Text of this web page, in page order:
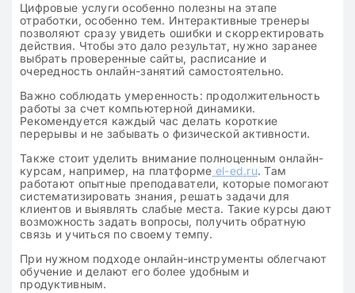
Цифровые услуги особенно полезны на этапе
отработки, особенно тем. Интерактивные тренеры
позволяют сразу увидеть ошибки и скорректировать
действия. Чтобы это дало результат, нужно заранее
выбрать проверенные сайты, расписание и
очередность онлайн-занятий самостоятельно.
Важно соблюдать умеренность: продолжительность
работы за счет компьютерной динамики.
Рекомендуется каждый час делать короткие
перерывы и не забывать о физической активности.
Также стоит уделить внимание полноценным онлайн-
курсам, например, на платформе el-ed.ru. Там
работают опытные преподаватели, которые помогают
систематизировать знания, решать задачи для
клиентов и выявлять слабые места. Такие курсы дают
возможность задать вопросы, получить обратную
связь и учиться по своему темпу.
При нужном подходе онлайн-инструменты облегчают
обучение и делают его более удобным и
продуктивным.